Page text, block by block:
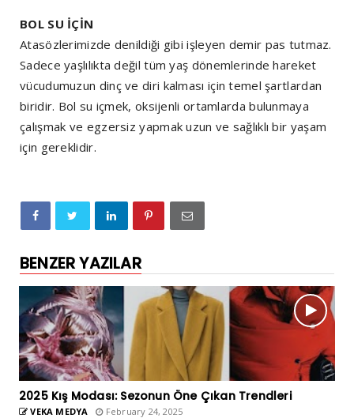
BOL SU İÇİN
Atasözlerimizde denildiği gibi işleyen demir pas tutmaz.
Sadece yaşlılıkta değil tüm yaş dönemlerinde hareket
vücudumuzun dinç ve diri kalması için temel şartlardan
biridir. Bol su içmek, oksijenli ortamlarda bulunmaya
çalışmak ve egzersiz yapmak uzun ve sağlıklı bir yaşam
için gereklidir.
BENZER YAZILAR
2025 Kış Modası: Sezonun Öne Çıkan Trendleri
VEKA MEDYA February 24, 2025